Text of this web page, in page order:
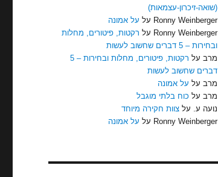
(שואה-זיכרון-עצמאות)
Ronny Weinberger על על אמונה
Ronny Weinberger על רקטות, פיטורים, מחלות
ובחירות – 5 דברים שחשוב לעשות
מרב על
רקטות, פיטורים, מחלות ובחירות – 5
דברים שחשוב לעשות
מרב על על אמונה
מרב על כוח בלתי מוגבל
נועה ע. עלצוות חקירה מיוחד
Ronny Weinberger על על אמונה